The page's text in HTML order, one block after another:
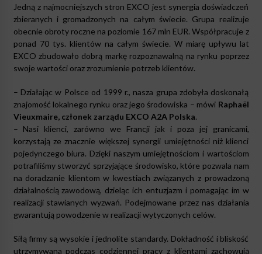
Jedną z najmocniejszych stron EXCO jest synergia doświadczeń
zbieranych i gromadzonych na całym świecie. Grupa realizuje
obecnie obroty roczne na poziomie 167 mln EUR. Współpracuje z
ponad 70 tys. klientów na całym świecie. W miarę upływu lat
EXCO zbudowało dobrą markę rozpoznawalną na rynku poprzez
swoje wartości oraz zrozumienie potrzeb klientów.
– Działając w Polsce od 1999 r., nasza grupa zdobyła doskonałą
znajomość lokalnego rynku oraz jego środowiska – mówi Raphaël
Vieuxmaire, członek zarządu EXCO A2A Polska.
– Nasi klienci, zarówno we Francji jak i poza jej granicami,
korzystają ze znacznie większej synergii umiejętności niż klienci
pojedynczego biura. Dzięki naszym umiejętnościom i wartościom
potrafiliśmy stworzyć sprzyjające środowisko, które pozwala nam
na doradzanie klientom w kwestiach związanych z prowadzoną
działalnością zawodową, dzieląc ich entuzjazm i pomagając im w
realizacji stawianych wyzwań. Podejmowane przez nas działania
gwarantują powodzenie w realizacji wytyczonych celów.
Siłą firmy są wysokie i jednolite standardy. Dokładność i bliskość
utrzymywana podczas codziennej pracy z klientami zachowują